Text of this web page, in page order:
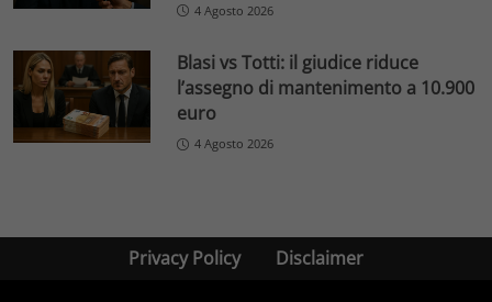
4 Agosto 2026
Blasi vs Totti: il giudice riduce
l’assegno di mantenimento a 10.900
euro
4 Agosto 2026
Privacy Policy Disclaimer